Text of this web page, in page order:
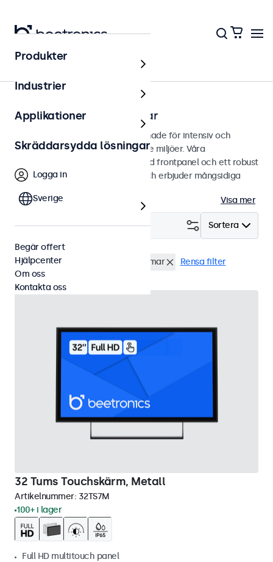
Hem
Vandalsäkra touchskärmar
Vandalsäkra touchskärmar designade för intensiv och
kontinuerlig användning i krävande miljöer. Våra
touchskärmar använder en härdad frontpanel och ett robust
metallhölje för extra stötskydd och erbjuder mångsidiga
Visa mer
Sortera
Filtrera (1)
Vandalsäker 32 tums touchskärmar Rensa filter
32 Tums Touchskärm, Metall
Artikelnummer: 32TS7M
100+ i lager
Full HD multitouch panel
Produkter
Industrier
Applikationer
Skräddarsydda lösningar
Logga in
Sverige
Begär offert
Hjälpcenter
Om oss
Kontakta oss